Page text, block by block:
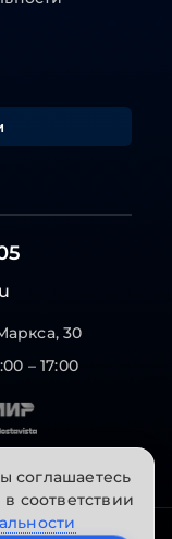
30
– 17:00
соглашаетесь
соответствии